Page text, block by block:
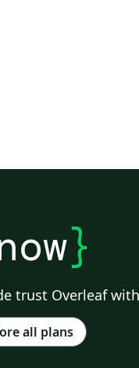
}
trust Overleaf
all plans